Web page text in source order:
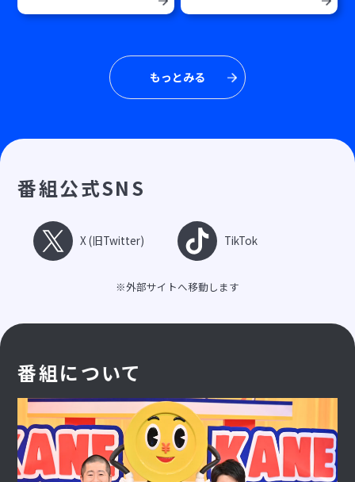
もっとみる
番組公式SNS
X (旧Twitter) TikTok
※外部サイトへ移動します
番組について